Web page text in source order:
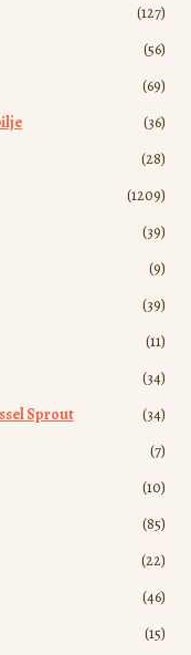
(127)
(56)
(69)
(36)
(28)
(1209)
(39)
(9)
(39)
(11)
(34)
Sprout
(34)
(7)
(10)
(85)
(22)
(46)
(15)